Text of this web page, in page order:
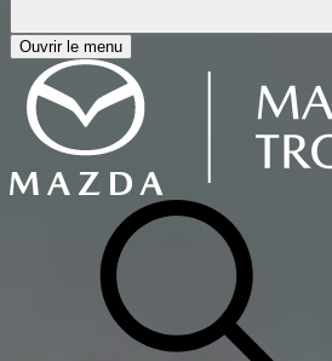
Ouvrir le menu